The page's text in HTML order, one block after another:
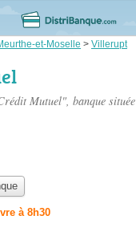
et-Moselle > Villerupt
Mutuel", banque située
à 8h30